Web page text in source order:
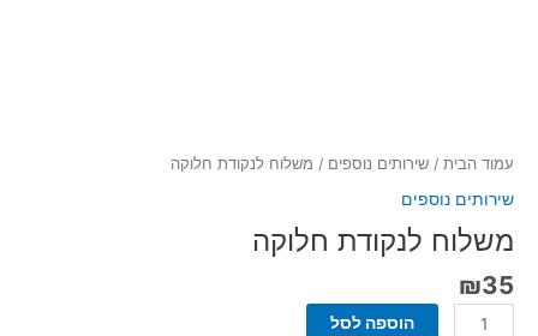
עמוד הבית / שירותים נוספים / משלוח לנקודת חלוקה
שירותים נוספים
משלוח לנקודת חלוקה
₪35
הוספה לסל